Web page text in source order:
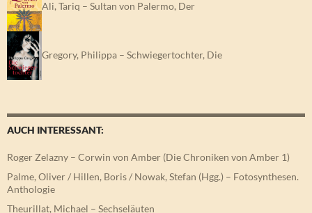
Ali, Tariq – Sultan von Palermo, Der
Gregory, Philippa – Schwiegertochter, Die
AUCH INTERESSANT:
Roger Zelazny – Corwin von Amber (Die Chroniken von Amber 1)
Palme, Oliver / Hillen, Boris / Nowak, Stefan (Hgg.) – Fotosynthesen.
Anthologie
Theurillat, Michael – Sechseläuten